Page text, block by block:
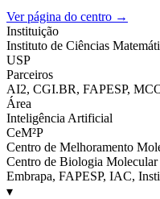
Ver página do centro →
Instituição
Instituto de Ciências
USP
Parceiros
AI2, CGI.BR, FAPESP,
Área
Inteligência Artificial
CeM²P
Centro de Melhoramento
Centro de Biologia Molecular
Embrapa, FAPESP, IAC,
▾